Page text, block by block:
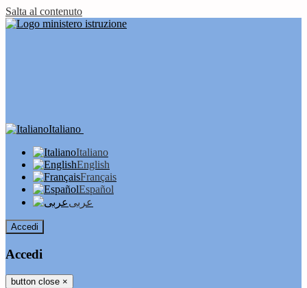
Salta al contenuto
Italiano
Italiano
English
Français
Español
عربى
Accedi
Accedi
button close ×